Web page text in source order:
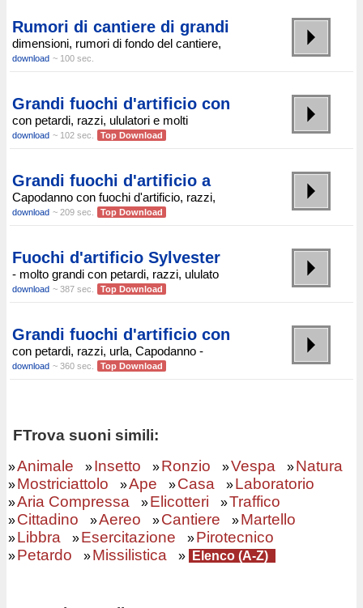
Rumori di cantiere di grandi
dimensioni, rumori di fondo del cantiere,
download ~ 100 sec.
Grandi fuochi d'artificio con
con petardi, razzi, ululatori e molti
download ~ 102 sec. Top Download
Grandi fuochi d'artificio a
Capodanno con fuochi d'artificio, razzi,
download ~ 209 sec. Top Download
Fuochi d'artificio Sylvester
- molto grandi con petardi, razzi, ululato
download ~ 387 sec. Top Download
Grandi fuochi d'artificio con
con petardi, razzi, urla, Capodanno -
download ~ 360 sec. Top Download
FTrova suoni simili:
»Animale »Insetto »Ronzio »Vespa »Natura
»Mostriciattolo »Ape »Casa »Laboratorio
»Aria Compressa »Elicotteri »Traffico
»Cittadino »Aereo »Cantiere »Martello
»Libbra »Esercitazione »Pirotecnico
»Petardo »Missilistica » Elenco (A-Z)